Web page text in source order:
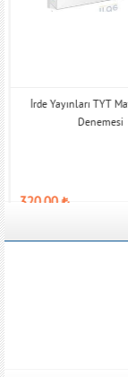
İrde Yayınları TYT
Denemesi
320,00₺